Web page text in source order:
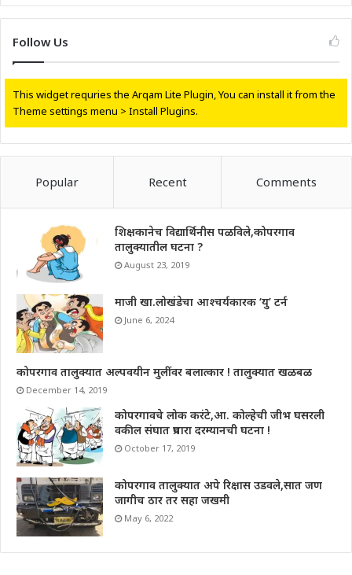
Follow Us
This widget requries the Arqam Lite Plugin, You can install it from the
Theme settings menu > Install Plugins.
Popular Recent Comments
शिक्षकानेच विद्यार्थिनीस पळविले,कोपरगाव
तालुक्यातील घटना ?
August 23, 2019
माजी खा.लोखंडेचा आश्चर्यकारक ‘यु’ टर्न
June 6, 2024
कोपरगाव तालुक्यात अल्पवयीन मुलींवर बलात्कार ! तालुक्यात खळबळ
December 14, 2019
कोपरगावचे लोक करंटे,आ. कोल्हेची जीभ घसरली
वकील संघात प्रचारा दरम्यानची घटना !
October 17, 2019
कोपरगाव तालुक्यात अपे रिक्षास उडवले,सात जण
जागीच ठार तर सहा जखमी
May 6, 2022